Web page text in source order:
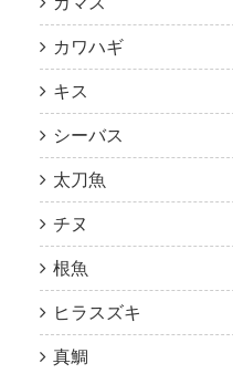
カワハギ
キス
シーバス
太刀魚
チヌ
根魚
ヒラスズキ
真鯛